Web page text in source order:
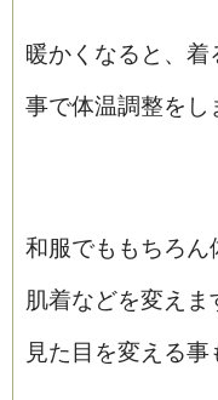
暖かくなると、着
事で体温調整をし
和服でももちろん
肌着などを変えま
見た目を変える事